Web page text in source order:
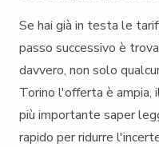
Se hai già in testa le
passo successivo è
davvero, non solo
Torino l'offerta è ampia,
più importante saper
rapido per ridurre